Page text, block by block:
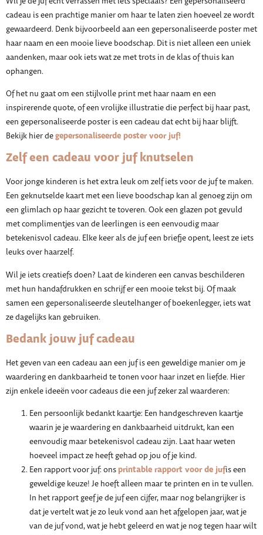
cadeau is een prachtige manier om haar te laten zien hoeveel ze wordt
gewaardeerd. Denk bijvoorbeeld aan een gepersonaliseerde poster met
haar naam en een mooie lieve boodschap. Dit is niet alleen een uniek
aandenken, maar ook iets wat ze met trots in de klas of thuis kan
ophangen.
Of het nu gaat om een stijlvolle print met haar naam en een
inspirerende quote, of een vrolijke illustratie die perfect bij haar past,
een gepersonaliseerde poster is een cadeau dat echt bij haar blijft.
Bekijk hier degepersonaliseerde poster voor juf!
Zelf een cadeau voor juf knutselen
Voor jonge kinderen is het extra leuk om zelf iets voor de juf te maken.
Een geknutselde kaart met een lieve boodschap kan al genoeg zijn om
een glimlach op haar gezicht te toveren. Ook een glazen pot gevuld
met complimentjes van de leerlingen is een eenvoudig maar
betekenisvol cadeau. Elke keer als de juf een briefje opent, leest ze iets
leuks over haarzelf.
Wil je iets creatiefs doen? Laat de kinderen een canvas beschilderen
met hun handafdrukken en schrijf er een mooie tekst bij. Of maak
samen een gepersonaliseerde sleutelhanger of boekenlegger, iets wat
ze dagelijks kan gebruiken.
Bedank jouw juf cadeau
Het geven van een cadeau aan een juf is een geweldige manier om je
waardering en dankbaarheid te tonen voor haar inzet en liefde. Hier
zijn enkele ideeën voor cadeaus die een juf zeker zal waarderen:
Een persoonlijk bedankt kaartje: Een handgeschreven kaartje
waarin je je waardering en dankbaarheid uitdrukt, kan een
eenvoudig maar betekenisvol cadeau zijn. Laat haar weten
hoeveel impact ze heeft gehad op jou of je kind.
Een rapport voor juf: onsprintable rapport voor de jufis een
geweldige keuze! Je hoeft alleen maar te printen en in te vullen.
In het rapport geef je de juf een cijfer, maar nog belangrijker is
dat je vertelt wat je zo leuk vond aan het afgelopen jaar, wat je
van de juf vond, wat je hebt geleerd en wat je nog tegen haar wilt